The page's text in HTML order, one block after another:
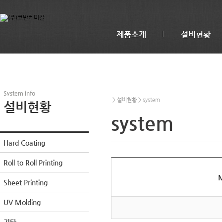
제품소개 설비현황
System info
설비현황
Hard Coating
Roll to Roll Printing
Sheet Printing
UV Molding
> 설비현황 > system
system